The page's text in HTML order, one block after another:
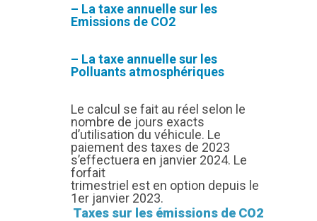
– La taxe annuelle sur les
Emissions de CO2
– La taxe annuelle sur les
Polluants atmosphériques
Le calcul se fait au réel selon le
nombre de jours exacts
d’utilisation du véhicule. Le
paiement des taxes de 2023
s’effectuera en janvier 2024. Le
forfait
trimestriel est en option depuis le
1er janvier 2023.
Taxes sur les émissions de CO2